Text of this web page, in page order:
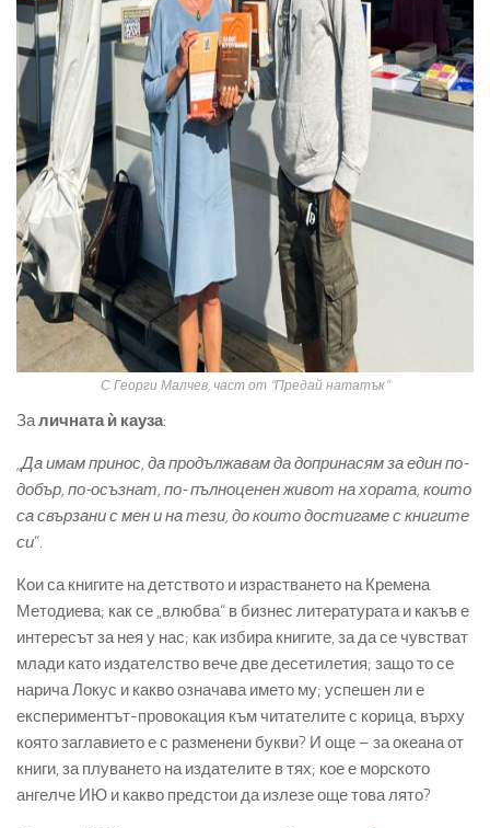
С Георги Малчев, част от “Предай нататък”
Заличната ѝ кауза:
„Да имам принос, да продължавам да допринасям за един по-
добър, по-осъзнат, по- пълноценен живот на хората, които
са свързани с мен и на тези, до които достигаме с книгите
си“.
Кои са книгите на детството и израстването на Кремена
Методиева; как се „влюбва“ в бизнес литературата и какъв е
интересът за нея у нас; как избира книгите, за да се чувстват
млади като издателство вече две десетилетия; защо то се
нарича Локус и какво означава името му; успешен ли е
експериментът-провокация към читателите с корица, върху
която заглавието е с разменени букви? И още – за океана от
книги, за плуването на издателите в тях; кое е морското
ангелче ИЮ и какво предстои да излезе още това лято?